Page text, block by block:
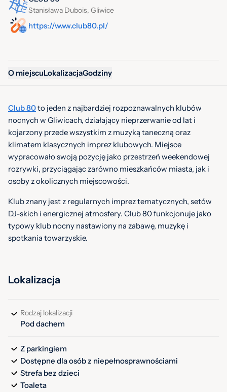
Stanisława Dubois, Gliwice
https://www.club80.pl/
O miejscuLokalizacjaGodziny
Club 80to jeden z najbardziej rozpoznawalnych klubów
nocnych w Gliwicach, działający nieprzerwanie od lat i
kojarzony przede wszystkim z muzyką taneczną oraz
klimatem klasycznych imprez klubowych. Miejsce
wypracowało swoją pozycję jako przestrzeń weekendowej
rozrywki, przyciągając zarówno mieszkańców miasta, jak i
osoby z okolicznych miejscowości.
Klub znany jest z regularnych imprez tematycznych, setów
DJ-skich i energicznej atmosfery. Club 80 funkcjonuje jako
typowy klub nocny nastawiony na zabawę, muzykę i
spotkania towarzyskie.
Lokalizacja
Rodzaj lokalizacji
Pod dachem
Z parkingiem
Dostępne dla osób z niepełnosprawnościami
Strefa bez dzieci
Toaleta